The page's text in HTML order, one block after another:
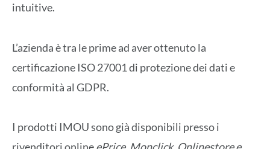
intuitive.
L’azienda è tra le prime ad aver ottenuto la
certificazione ISO 27001 di protezione dei dati e
conformità al GDPR.
I prodotti IMOU sono già disponibili presso i